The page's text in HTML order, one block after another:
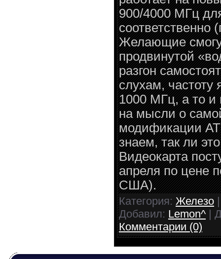
900/4000 МГц
соответственно
Желающие
продвинутой
разгон
слухам, частоту
1000 МГц, а то и
на мысли о
модификации
знаем, так ли
Видеокарта
апреля по цене
США).
Категория: Железо
Добавил: Lemon^ |
Комментарии (0)